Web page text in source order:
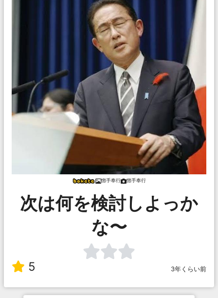
惚手奉行 惚手奉行
次は何を検討しよっか
な〜
5 3年くらい前